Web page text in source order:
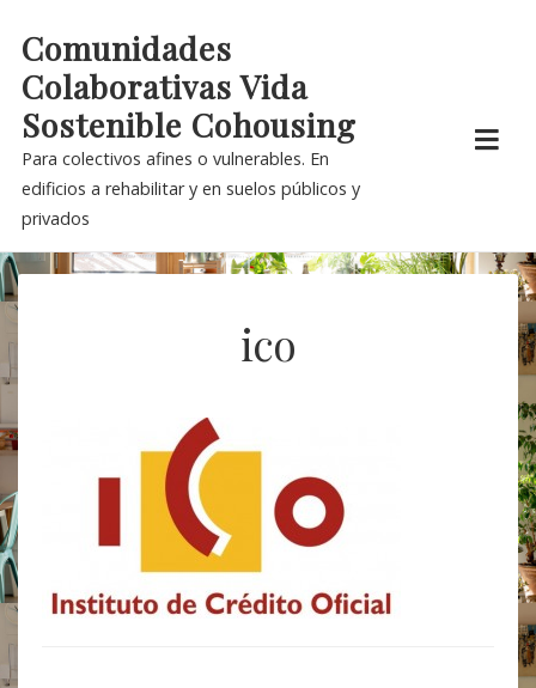
content
Comunidades
Colaborativas Vida
Sostenible Cohousing
Para colectivos afines o vulnerables. En
edificios a rehabilitar y en suelos públicos y
privados
ico